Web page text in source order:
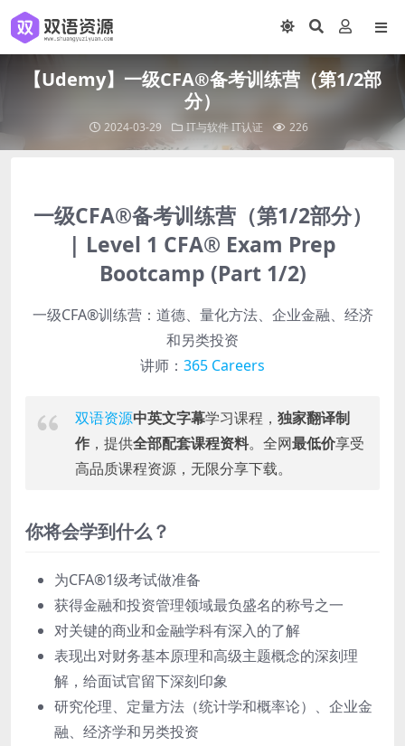
【Udemy】一级CFA®备考训练营（第1/2部
分）
2024-03-29 IT与软件IT认证 226
一级CFA®备考训练营（第1/2部分）
| Level 1 CFA® Exam Prep
Bootcamp (Part 1/2)
一级CFA®训练营：道德、量化方法、企业金融、经济
和另类投资
讲师： 365 Careers
双语资源中英文字幕学习课程， 独家翻译制
作 ，提供全部配套课程资料。全网最低价享受
高品质课程资源，无限分享下载。
你将会学到什么？
为CFA®1级考试做准备
获得金融和投资管理领域最负盛名的称号之一
对关键的商业和金融学科有深入的了解
表现出对财务基本原理和高级主题概念的深刻理
解，给面试官留下深刻印象
研究伦理、定量方法（统计学和概率论）、企业金
融、经济学和另类投资